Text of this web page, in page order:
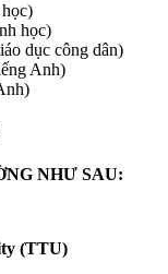
học)
dục công dân)
Anh)
NHƯ SAU:
(TTU)